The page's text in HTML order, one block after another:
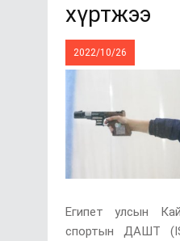
хүртжээ
2022/10/26
Египет улсын
спортын ДАШТ